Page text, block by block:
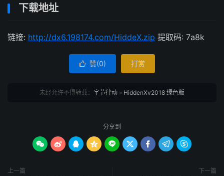
下载地址
链接: http://dx6.198174.com/HiddeX.zip 提取码: 7a8k
 赞(0) 打赏
未经允许不得转载： 字节律动 » HiddenXv2018 绿色版
分享到
        
上一篇 下一篇